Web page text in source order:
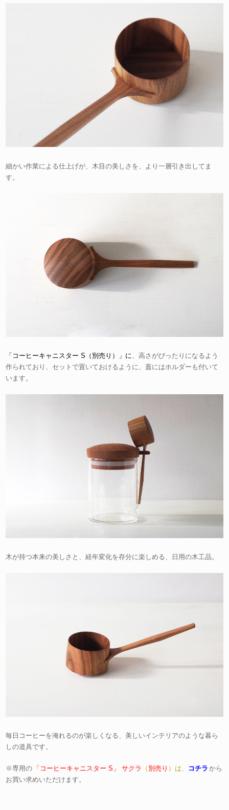
細かい作業による仕上げが、木目の美しさを、より一層引き出してま
す。
「コーヒーキャニスター S（別売り）」に、高さがぴったりになるよう
作られており、セットで置いておけるように、蓋にはホルダーも付いて
います。
木が持つ本来の美しさと、経年変化を存分に楽しめる、日用の木工品。
毎日コーヒーを淹れるのが楽しくなる、美しいインテリアのような暮ら
しの道具です。
※専用の 「コーヒーキャニスター S」 サクラ （ 別売り ）は、 コチラ から
お買い求めいただけます。